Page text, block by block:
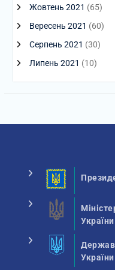
Жовтень 2021 (65)
Вересень 2021 (60)
Серпень 2021 (30)
Липень 2021 (10)
України
України